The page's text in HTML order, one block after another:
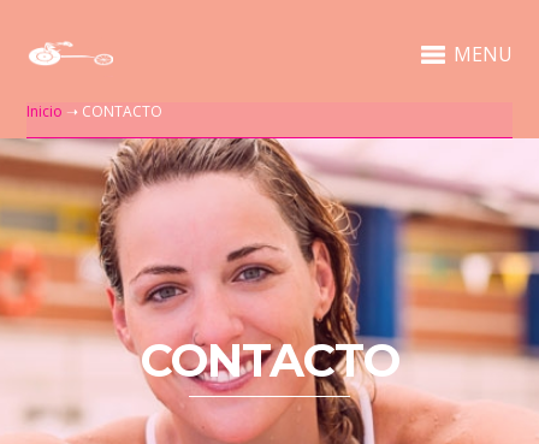
MENU
Inicio ➝ CONTACTO
CONTACTO